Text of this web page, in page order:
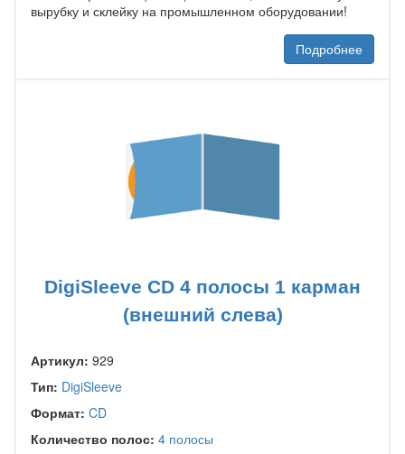
вырубку и склейку на промышленном оборудовании!
Подробнее
DigiSleeve CD 4 полосы 1 карман
(внешний слева)
Артикул: 929
Тип: DigiSleeve
Формат: CD
Количество полос: 4 полосы